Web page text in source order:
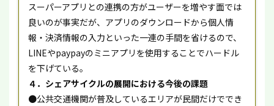
スーパーアプリとの連携の方がユーザーを増やす面では
良いのが事実だが、アプリのダウンロードから個人情
報・決済情報の入力といった一連の手間を省けるので、
LINEやpaypayのミニアプリを使用することでハードル
を下げている。
４．シェアサイクルの展開における今後の課題
●公共交通機関が普及しているエリアが民間だけででき